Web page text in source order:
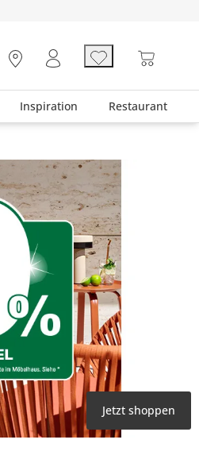
Inspiration Restaurant
Jetzt shoppen